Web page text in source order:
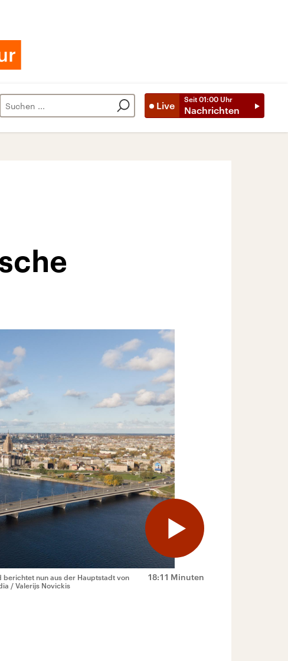
Live
Seit 01:00 Uhr
Nachrichten
18:11 Minuten
berichtet nun aus der Hauptstadt von
/ Valerijs Novickis